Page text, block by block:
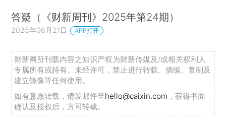
答疑（《财新周刊》2025年第24期）
2025年06月21日 APP打开
财新网所刊载内容之知识产权为财新传媒及/或相关权利人
专属所有或持有。未经许可，禁止进行转载、摘编、复制及
建立镜像等任何使用。
如有意愿转载，请发邮件至hello@caixin.com ，获得书面
确认及授权后，方可转载。